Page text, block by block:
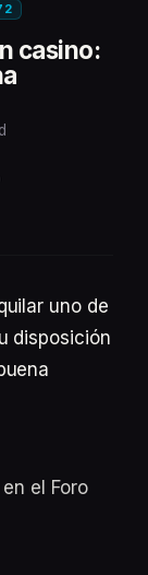
casino:
uno de
disposición
el Foro